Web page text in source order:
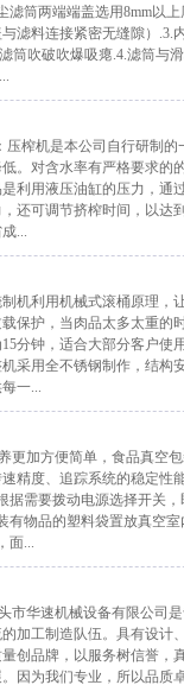
筒两端端盖选用8mm以
滤料连接紧密无缝隙）.3.
筒吹破吹爆吸瘪.4.滤筒与
榨机是本公司自行研制
。对含水率有严格要求的
利用液压油缸的压力，通
还可调节挤榨时间，以达
...
机利用机械式滚桶原理，
保护，当肉品太多太重的
分钟，适合大部分客户使
采用全不锈钢制作，结构
一...
更加方便简单，食品真空
精度、追踪系统的稳定性
需要拨动电源选择开关
物品的塑料袋置放真空
面...
市华速机械设备有限公司
加工制造队伍。具有设计
创品牌，以服务树信誉，
因为我们专业，所以品质